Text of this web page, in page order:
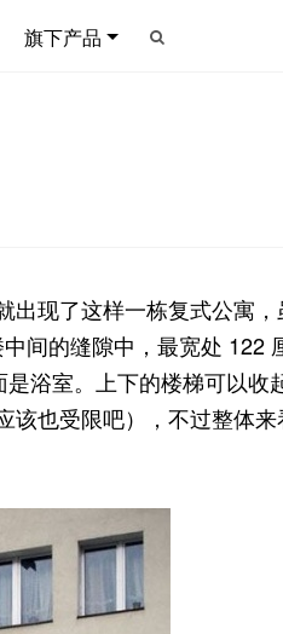
旗下产品
出现了这样一栋复式公寓，
间的缝隙中，最宽处 122
浴室。上下的楼梯可以收
该也受限吧），不过整体